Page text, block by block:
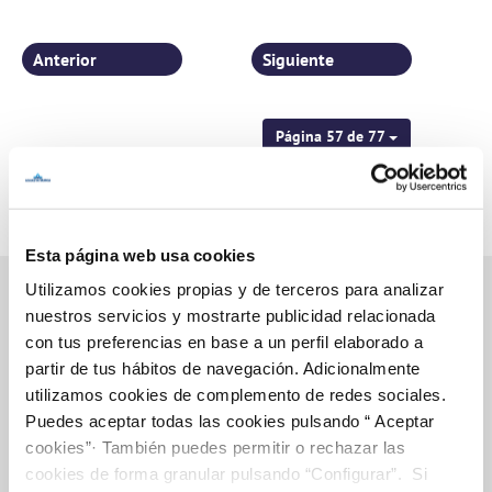
Esta página web usa cookies
Utilizamos cookies propias y de terceros para analizar
nuestros servicios y mostrarte publicidad relacionada
con tus preferencias en base a un perfil elaborado a
partir de tus hábitos de navegación. Adicionalmente
utilizamos cookies de complemento de redes sociales.
Puedes aceptar todas las cookies pulsando “ Aceptar
cookies”· También puedes permitir o rechazar las
cookies de forma granular pulsando “Configurar”. Si
Página 57 de 77
Anterior Siguiente
Inicio
Gestiones Online